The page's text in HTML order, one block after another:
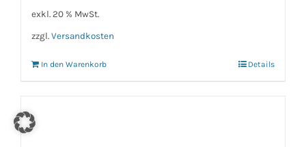
exkl. 20 % MwSt.
zzgl. Versandkosten
In den Warenkorb Details